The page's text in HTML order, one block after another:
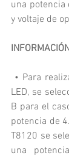
una potencia
y voltaje de
• Para
LED, se
B para el
potencia de
T8120 se
una